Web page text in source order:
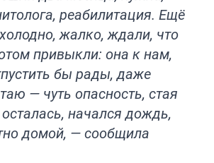
реабилитация. Ещё
жалко, ждали, что
привыкли: она к нам,
бы рады, даже
— чуть опасность, стая
осталась, начался дождь,
домой, — сообщила